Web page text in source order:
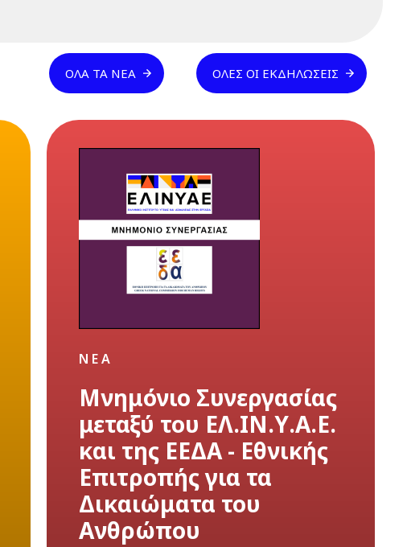
ΌΛΑ ΤΑ ΝΈΑ ΌΛΕΣ ΟΙ ΕΚΔΗΛΏΣΕΙΣ
ΝΈΑ
Μνημόνιο Συνεργασίας
μεταξύ του ΕΛ.ΙΝ.Υ.Α.Ε.
και της ΕΕΔΑ - Εθνικής
Επιτροπής για τα
Δικαιώματα του
Ανθρώπου